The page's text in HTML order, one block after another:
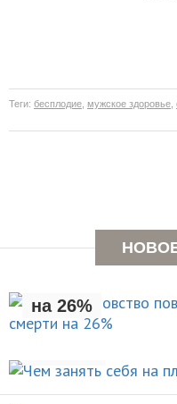
Теги: бесплодие мужское здоровье
Раннее
на 26%
Чем занять себя
АКТИВНЫЙ ОТДЫХ
Рождение